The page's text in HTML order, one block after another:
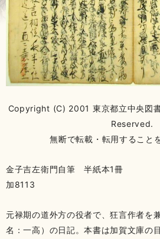
Copyright (C) 2001 東京都立中央図
Reserved.
無断で転載・転用すること
金子吉左衛門自筆 半紙本1冊
加8113
元禄期の道外方の役者で、狂言作者を
名：一高）の日記。本書は加賀文庫の